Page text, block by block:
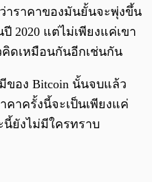
าราคาของมันยั้นจะพุ่งขึ้น
2020 แต่ไม่เพียงแค่เขา
ดเหมือนกันอีกเช่นกัน
อง Bitcoin นั้นจบแล้ว
คาครั้งนี้จะเป็นเพียงแค่
นี้ยังไม่มีใครทราบ